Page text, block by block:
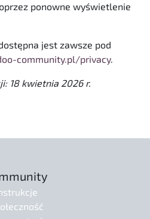
ponowne wyświetlenie
jest zawsze pod
community.pl/privacy.
18 kwietnia 2026 r.